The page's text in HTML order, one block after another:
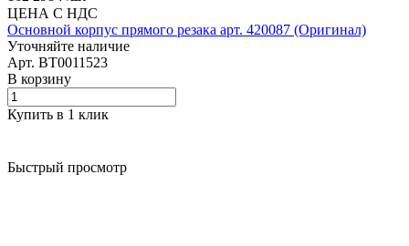
ЦЕНА С НДС
Основной корпус прямого резака арт. 420087 (Оригинал)
Уточняйте наличие
Арт. BT0011523
В корзину
Купить в 1 клик
Быстрый просмотр